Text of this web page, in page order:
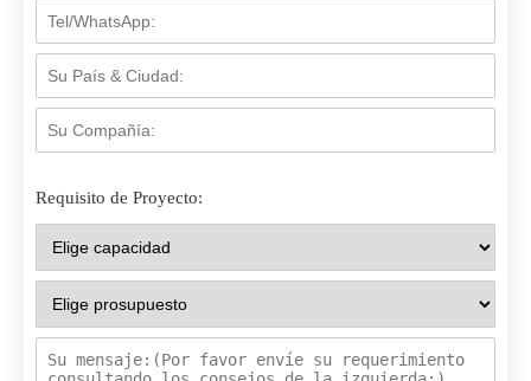
Requisito de Proyecto: